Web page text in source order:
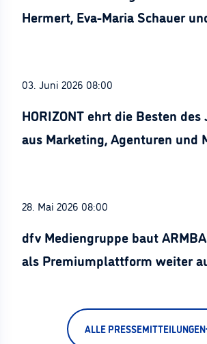
Hermert, Eva-Maria Schauer
03. Juni 2026 08:00
HORIZONT ehrt die Besten des
aus Marketing, Agenturen und
28. Mai 2026 08:00
dfv Mediengruppe baut
als Premiumplattform weiter
ALLE PRESSEMITTEILUNGEN